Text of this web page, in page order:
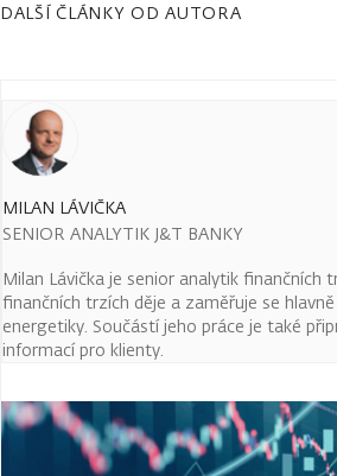
DALŠÍ ČLÁNKY OD AUTORA
MILAN LÁVIČKA
SENIOR ANALYTIK J&T BANKY
Milan Lávička je senior analytik finančních
finančních trzích děje a zaměřuje se
energetiky. Součástí jeho práce je také
informací pro klienty.